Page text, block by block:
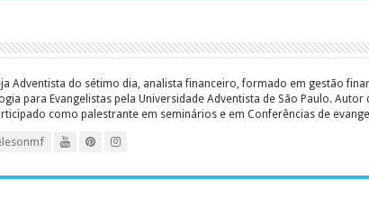
Adventista do sétimo dia, analista financeiro, formado em gestão
para Evangelistas pela Universidade Adventista de São Paulo.
como palestrante em seminários e em Conferências de